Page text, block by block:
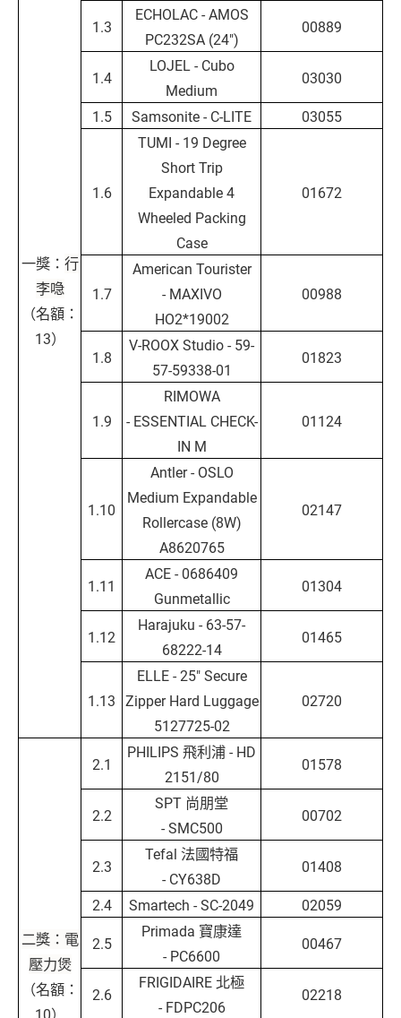
一獎： 行
李喼
（名額：
13）
1.3
ECHOLAC - AMOS
PC232SA (24")
00889
1.4
LOJEL - Cubo
Medium
03030
1.5
Samsonite - C-LITE 03055
1.6
TUMI - 19 Degree
Short Trip
Expandable 4
Wheeled Packing
Case
01672
1.7
American Tourister
- MAXIVO
HO2*19002
00988
1.8
V-ROOX Studio - 59-
57-59338-01
01823
1.9
RIMOWA
- ESSENTIAL CHECK-
IN M
01124
1.10
Antler - OSLO
Medium Expandable
Rollercase (8W)
A8620765
02147
1.11
ACE - 0686409
Gunmetallic
01304
1.12
Harajuku - 63-57-
68222-14
01465
1.13
ELLE - 25" Secure
Zipper Hard Luggage
5127725-02
02720
二獎：電
壓力煲
（名額：
2.1
PHILIPS 飛利浦 - HD
2151/80
01578
2.2
SPT 尚朋堂
- SMC500
00702
2.3
Tefal 法國特福
- CY638D
01408
2.4
Smartech - SC-2049
02059
2.5
Primada 寶康達
- PC6600
00467
2.6
FRIGIDAIRE 北極
- FDPC206
02218